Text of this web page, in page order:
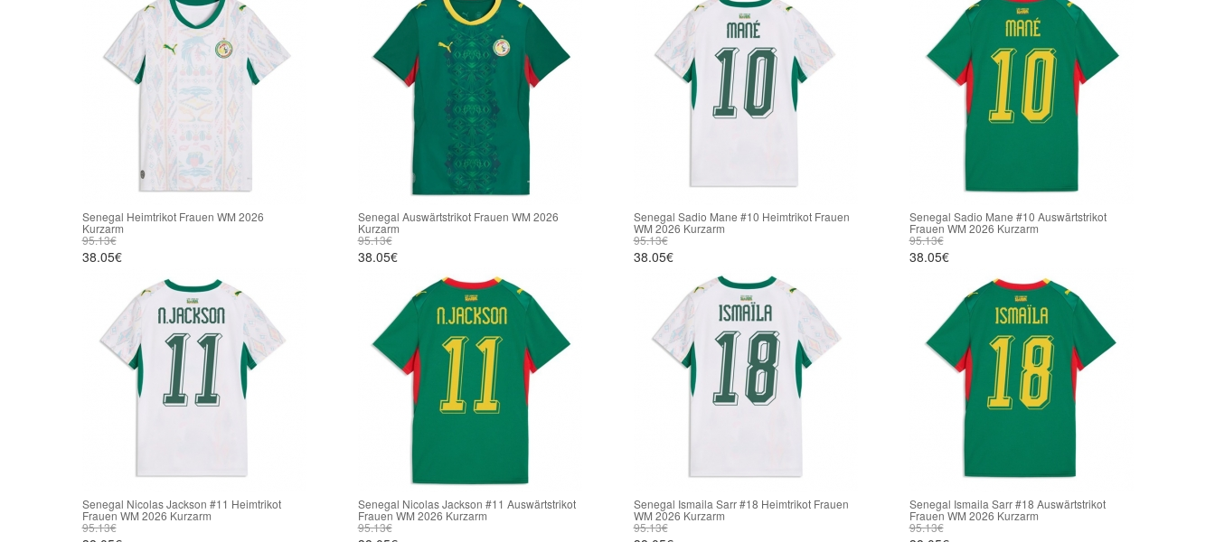
Senegal Heimtrikot Frauen WM 2026
Kurzarm
95.13€
38.05€
Senegal Auswärtstrikot Frauen WM 2026
Kurzarm
95.13€
38.05€
Senegal Sadio Mane #10 Heimtrikot Frauen
WM 2026 Kurzarm
95.13€
38.05€
Senegal Sadio Mane #10 Auswärtstrikot
Frauen WM 2026 Kurzarm
95.13€
38.05€
Senegal Nicolas Jackson #11 Heimtrikot
Frauen WM 2026 Kurzarm
95.13€
Senegal Nicolas Jackson #11 Auswärtstrikot
Frauen WM 2026 Kurzarm
95.13€
Senegal Ismaila Sarr #18 Heimtrikot Frauen
WM 2026 Kurzarm
95.13€
Senegal Ismaila Sarr #18 Auswärtstrikot
Frauen WM 2026 Kurzarm
95.13€